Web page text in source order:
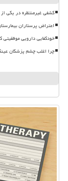
کشفی غیرمنتظره در یکی
اعتراض پرستاران
خودکفایی دارویی
چرا اغلب چشم پزشکان